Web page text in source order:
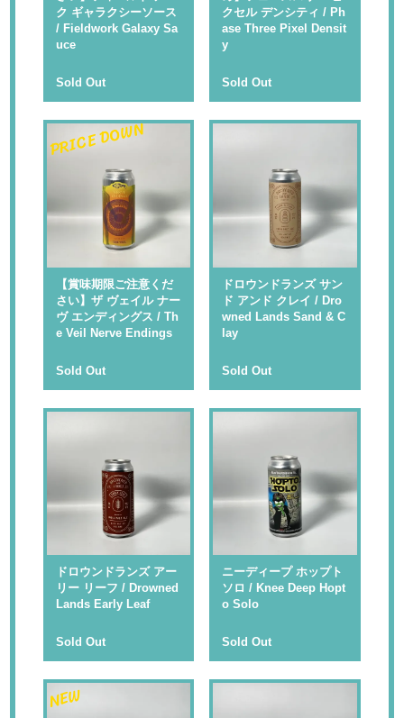
ク ギャラクシーソース
/ Fieldwork Galaxy Sa
uce
Sold Out
クセル デンシティ / Ph
ase Three Pixel Densit
y
Sold Out
PRICE DOWN
【賞味期限ご注意くだ
さい】ザ ヴェイル ナー
ヴ エンディングス / Th
e Veil Nerve Endings
Sold Out
ドロウンドランズ サン
ド アンド クレイ / Dro
wned Lands Sand & C
lay
Sold Out
ドロウンドランズ アー
リー リーフ / Drowned
Lands Early Leaf
Sold Out
ニーディープ ホップト
ソロ / Knee Deep Hopt
o Solo
Sold Out
NEW